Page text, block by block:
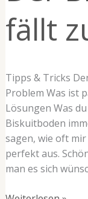
fällt
Tipps & Tricks
Problem Was ist
Lösungen Was
Biskuitboden
sagen, wie oft
perfekt aus.
man es sich